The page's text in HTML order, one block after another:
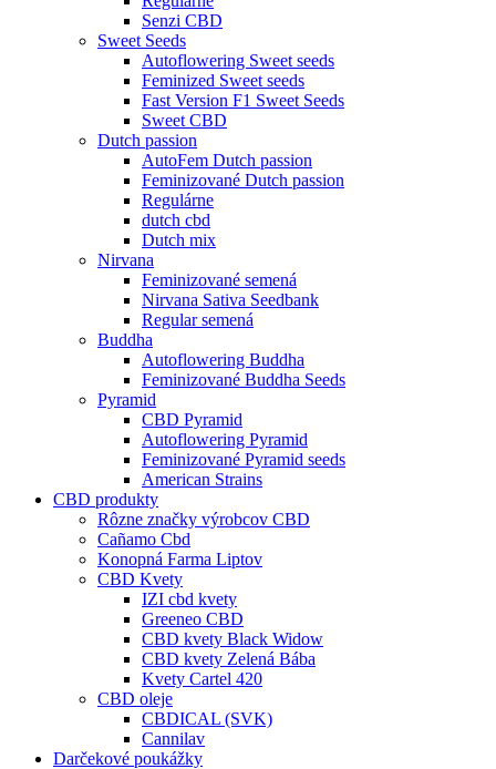
Senzi CBD
Sweet Seeds
Autoflowering Sweet seeds
Feminized Sweet seeds
Fast Version F1 Sweet Seeds
Sweet CBD
Dutch passion
AutoFem Dutch passion
Feminizované Dutch passion
Regulárne
dutch cbd
Dutch mix
Nirvana
Feminizované semená
Nirvana Sativa Seedbank
Regular semená
Buddha
Autoflowering Buddha
Feminizované Buddha Seeds
Pyramid
CBD Pyramid
Autoflowering Pyramid
Feminizované Pyramid seeds
American Strains
CBD produkty
Rôzne značky výrobcov CBD
Cañamo Cbd
Konopná Farma Liptov
CBD Kvety
IZI cbd kvety
Greeneo CBD
CBD kvety Black Widow
CBD kvety Zelená Bába
Kvety Cartel 420
CBD oleje
CBDICAL (SVK)
Cannilav
Darčekové poukážky